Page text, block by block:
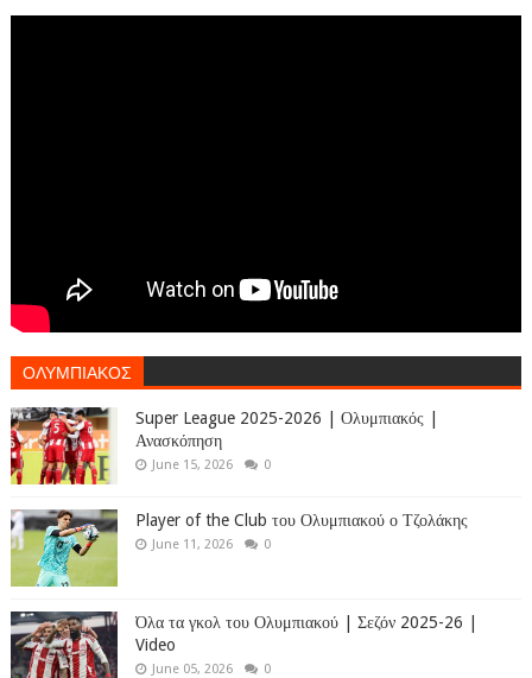
ΟΛΥΜΠΙΑΚΟΣ
Super League 2025-2026 | Ολυμπιακός |
Ανασκόπηση
June 15, 2026 0
Player of the Club του Ολυμπιακού ο Τζολάκης
June 11, 2026 0
Όλα τα γκολ του Ολυμπιακού | Σεζόν 2025-26 |
Video
June 05, 2026 0